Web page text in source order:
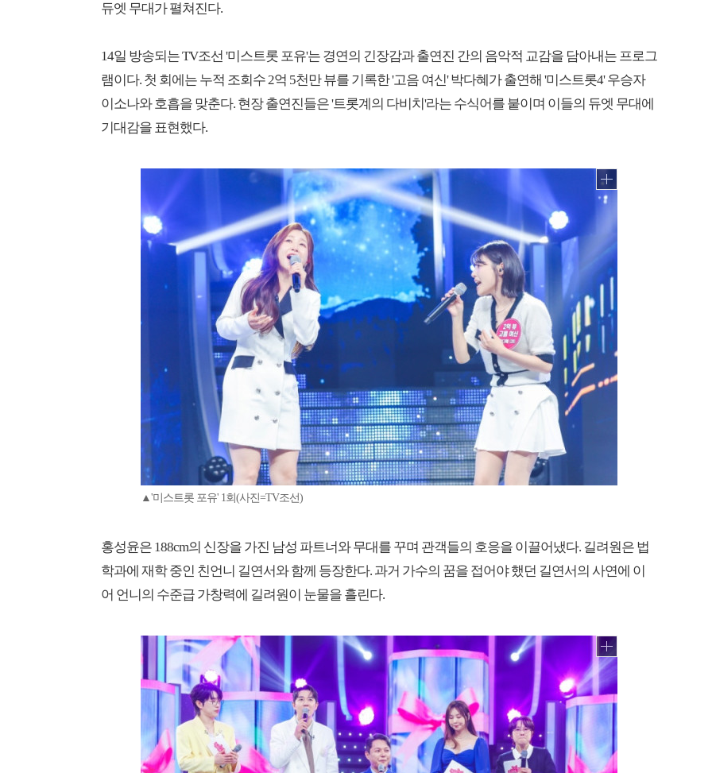
듀엣 무대가 펼쳐진다.
14일 방송되는 TV조선 '미스트롯 포유'는 경연의 긴장감과 출연진 간의 음악적 교감을 담아내는 프로그
램이다. 첫 회에는 누적 조회수 2억 5천만 뷰를 기록한 '고음 여신' 박다혜가 출연해 '미스트롯4' 우승자
이소나와 호흡을 맞춘다. 현장 출연진들은 '트롯계의 다비치'라는 수식어를 붙이며 이들의 듀엣 무대에
기대감을 표현했다.
▲'미스트롯 포유' 1회(사진=TV조선)
홍성윤은 188cm의 신장을 가진 남성 파트너와 무대를 꾸며 관객들의 호응을 이끌어냈다. 길려원은 법
학과에 재학 중인 친언니 길연서와 함께 등장한다. 과거 가수의 꿈을 접어야 했던 길연서의 사연에 이
어 언니의 수준급 가창력에 길려원이 눈물을 흘린다.